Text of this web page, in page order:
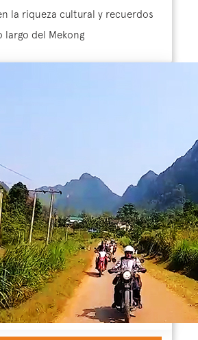
la riqueza cultural y recuerdos
largo del Mekong